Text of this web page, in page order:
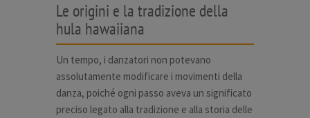
Le origini e la tradizione della
hula hawaiiana
Un tempo, i danzatori non potevano
assolutamente modificare i movimenti della
danza, poiché ogni passo aveva un significato
preciso legato alla tradizione e alla storia delle